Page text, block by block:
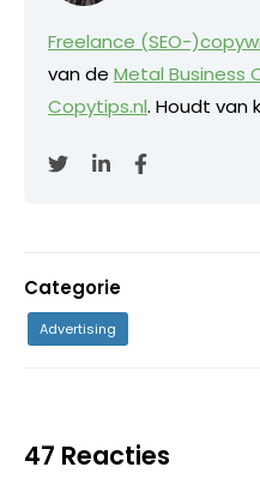
Freelance (SEO-
van de Metal Business
Copytips.nl. Houdt van
Categorie
Advertising
47 Reacties